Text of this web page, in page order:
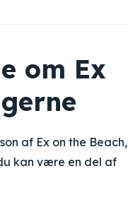
om Ex
af Ex on the Beach,
kan være en del af